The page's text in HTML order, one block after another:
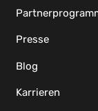
Presse
Blog
Karrieren